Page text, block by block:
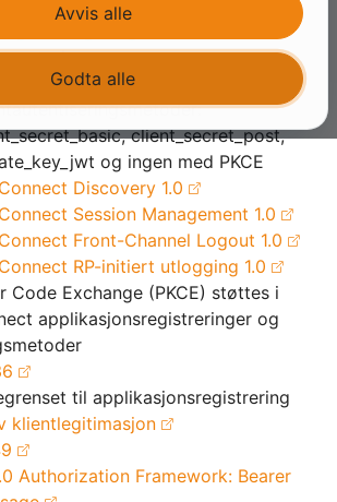
1.0 støttes i både
og
Core 1.0
client_secret_post,
og ingen med PKCE
Discovery 1.0
Session Management 1.0
Front-Channel Logout 1.0
RP-initiert utlogging 1.0
Code Exchange (PKCE) støttes i
applikasjonsregistreringer og
til applikasjonsregistrering
klientlegitimasjon
Authorization Framework: Bearer
Avvis alle
Godta alle